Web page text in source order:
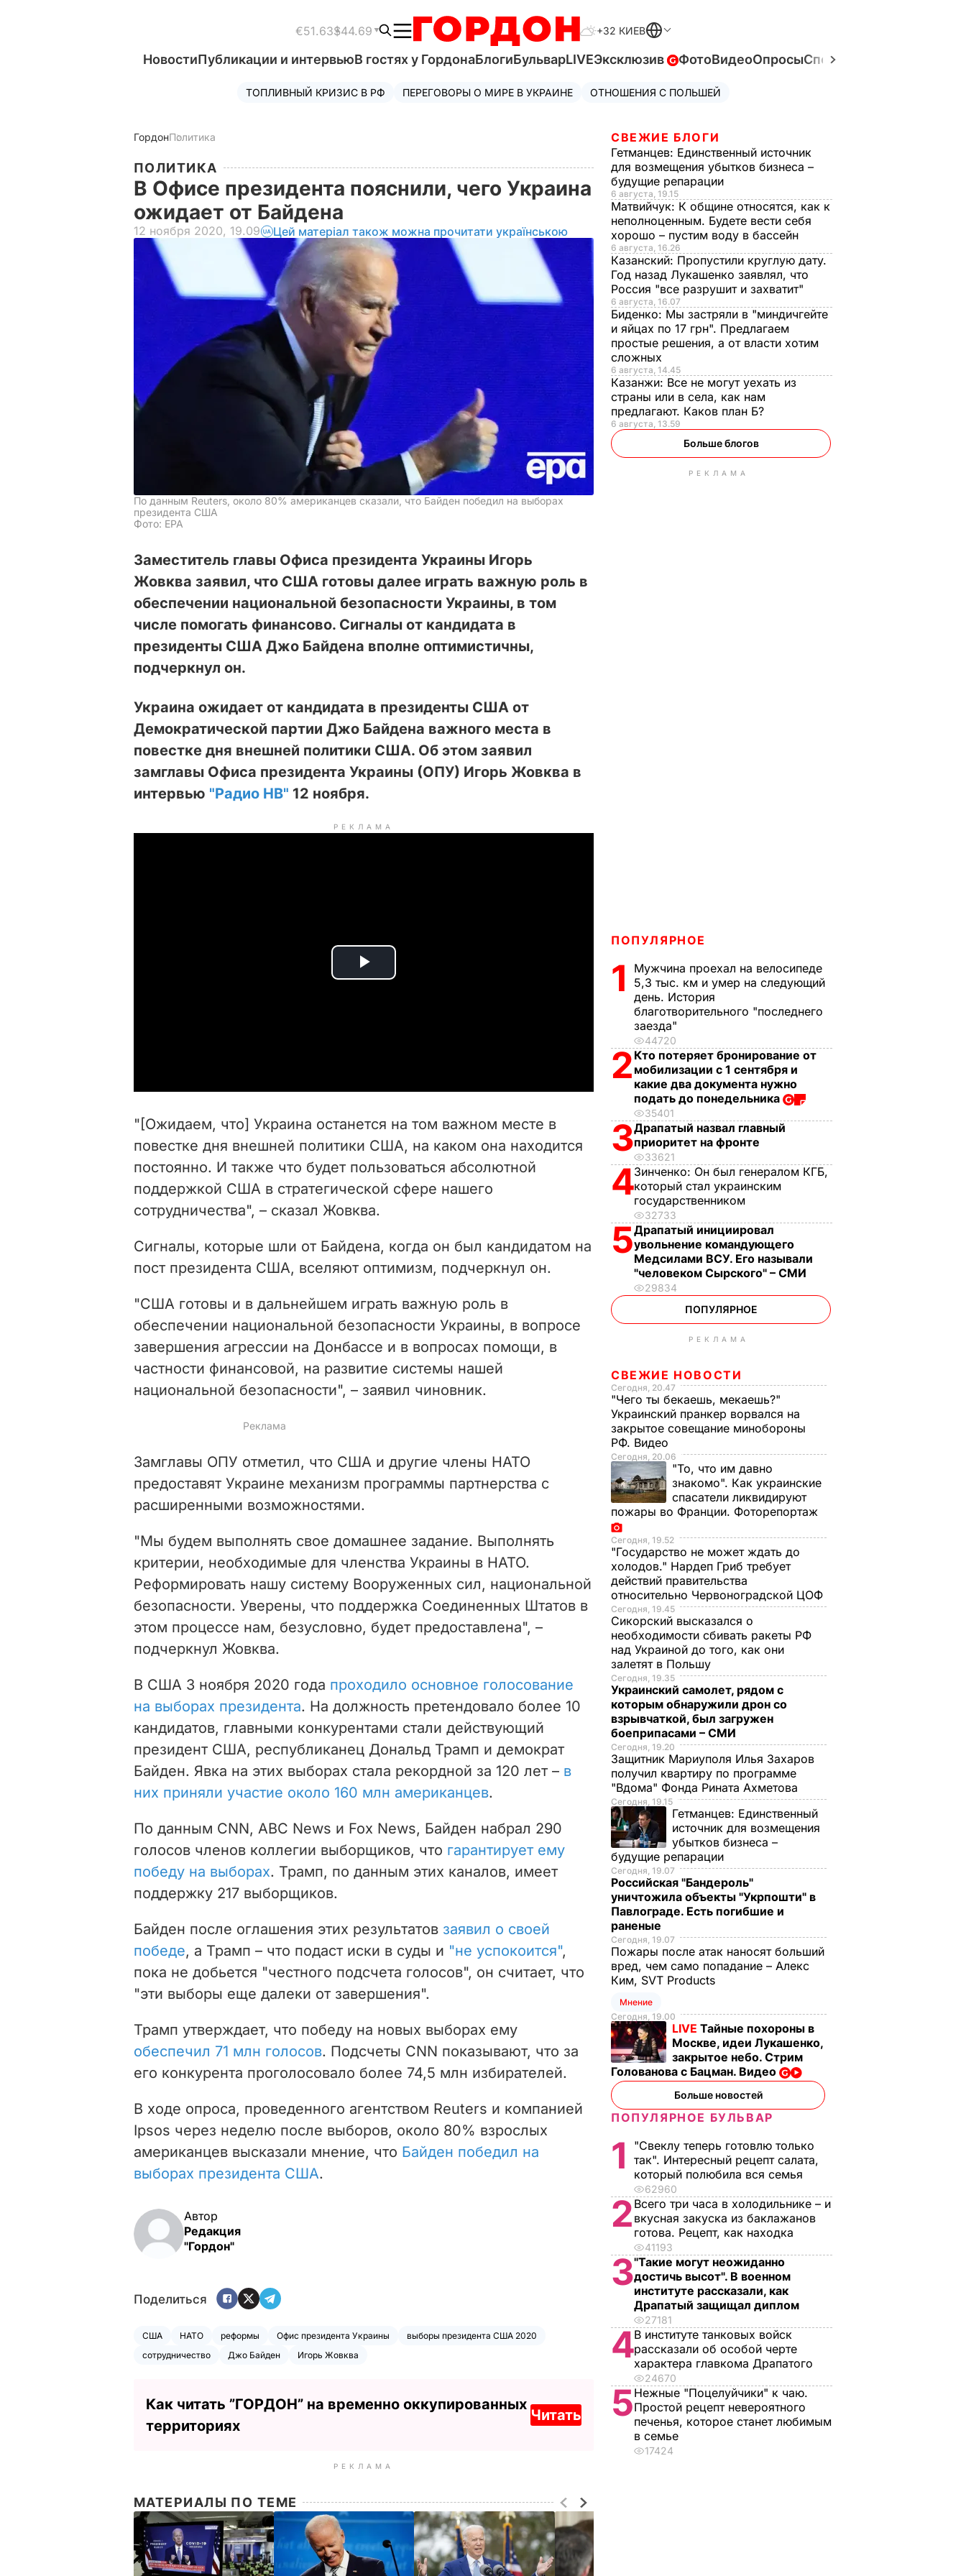
€51.63$44.69 +32 КИЕВ
НовостиПубликации и интервьюВ гостях у ГордонаБлогиБульварLIVEЭксклюзив ФотоВидеоОпросыСпецпроекты
ТОПЛИВНЫЙ КРИЗИС В РФ ПЕРЕГОВОРЫ О МИРЕ В УКРАИНЕ ОТНОШЕНИЯ С ПОЛЬШЕЙ
ГордонПолитика
ПОЛИТИКА
В Офисе президента пояснили, чего Украина
ожидает от Байдена
12 ноября 2020, 19.09 Цей матеріал також можна прочитати українською
По данным Reuters, около 80% американцев сказали, что Байден победил на выборах
президента США
Фото: EPA
Заместитель главы Офиса президента Украины Игорь
Жовква заявил, что США готовы далее играть важную роль в
обеспечении национальной безопасности Украины, в том
числе помогать финансово. Сигналы от кандидата в
президенты США Джо Байдена вполне оптимистичны,
подчеркнул он.
Украина ожидает от кандидата в президенты США от
Демократической партии Джо Байдена важного места в
повестке дня внешней политики США. Об этом заявил
замглавы Офиса президента Украины (ОПУ) Игорь Жовква в
интервью "Радио НВ" 12 ноября.
РЕКЛАМА
P
i
d
e
o
"[Ожидаем, что] Украина останется на том важном месте в
повестке дня внешней политики США, на каком она находится
постоянно. И также что будет пользоваться абсолютной
поддержкой США в стратегической сфере нашего
сотрудничества", – сказал Жовква.
Сигналы, которые шли от Байдена, когда он был кандидатом на
пост президента США, вселяют оптимизм, подчеркнул он.
"США готовы и в дальнейшем играть важную роль в
обеспечении национальной безопасности Украины, в вопросе
завершения агрессии на Донбассе и в вопросах помощи, в
частности финансовой, на развитие системы нашей
национальной безопасности", – заявил чиновник.
Замглавы ОПУ отметил, что США и другие члены НАТО
предоставят Украине механизм программы партнерства с
расширенными возможностями.
"Мы будем выполнять свое домашнее задание. Выполнять
критерии, необходимые для членства Украины в НАТО.
Реформировать нашу систему Вооруженных сил, национальной
безопасности. Уверены, что поддержка Соединенных Штатов в
этом процессе нам, безусловно, будет предоставлена", –
подчеркнул Жовква.
В США 3 ноября 2020 года проходило основное голосование
на выборах президента. На должность претендовало более 10
кандидатов, главными конкурентами стали действующий
президент США, республиканец Дональд Трамп и демократ
Байден. Явка на этих выборах стала рекордной за 120 лет – в
них приняли участие около 160 млн американцев.
По данным CNN, ABC News и Fox News, Байден набрал 290
голосов членов коллегии выборщиков, что гарантирует ему
победу на выборах. Трамп, по данным этих каналов, имеет
поддержку 217 выборщиков.
Байден после оглашения этих результатов заявил о своей
победе, а Трамп – что подаст иски в суды и "не успокоится",
пока не добьется "честного подсчета голосов", он считает, что
"эти выборы еще далеки от завершения".
Трамп утверждает, что победу на новых выборах ему
обеспечил 71 млн голосов. Подсчеты CNN показывают, что за
его конкурента проголосовало более 74,5 млн избирателей.
В ходе опроса, проведенного агентством Reuters и компанией
Ipsos через неделю после выборов, около 80% взрослых
американцев высказали мнение, что Байден победил на
выборах президента США.
Автор
Редакция
"Гордон"
Поделиться
США НАТО реформы Офис президента Украины
выборы президента США 2020
сотрудничество
Джо Байден Игорь Жовква
Как читать ”ГОРДОН” на временно оккупированных
территориях
Читать
РЕКЛАМА
МАТЕРИАЛЫ ПО ТЕМЕ
СВЕЖИЕ БЛОГИ
Гетманцев: Единственный источник
для возмещения убытков бизнеса –
будущие репарации
6 августа, 19.15
Матвийчук: К общине относятся, как к
неполноценным. Будете вести себя
хорошо – пустим воду в бассейн
6 августа, 16.26
Казанский: Пропустили круглую дату.
Год назад Лукашенко заявлял, что
Россия "все разрушит и захватит"
6 августа, 16.07
Биденко: Мы застряли в "миндичгейте
и яйцах по 17 грн". Предлагаем
простые решения, а от власти хотим
сложных
6 августа, 14.45
Казанжи: Все не могут уехать из
страны или в села, как нам
предлагают. Каков план Б?
6 августа, 13.59
Больше блогов
РЕКЛАМА
ПОПУЛЯРНОЕ
1
Мужчина проехал на велосипеде
5,3 тыс. км и умер на следующий
день. История
благотворительного "последнего
заезда"
44720
2 Кто потеряет бронирование от
мобилизации с 1 сентября и
какие два документа нужно
подать до понедельника
35401
3Драпатый назвал главный
приоритет на фронте
33621
4Зинченко: Он был генералом КГБ,
который стал украинским
государственником
32733
5Драпатый инициировал
увольнение командующего
Медсилами ВСУ. Его называли
"человеком Сырского" – СМИ
29834
ПОПУЛЯРНОЕ
РЕКЛАМА
СВЕЖИЕ НОВОСТИ
Сегодня, 20.47
"Чего ты бекаешь, мекаешь?"
Украинский пранкер ворвался на
закрытое совещание минобороны
РФ. Видео
Сегодня, 20.06
"То, что им давно
знакомо". Как украинские
спасатели ликвидируют
пожары во Франции. Фоторепортаж
Сегодня, 19.52
"Государство не может ждать до
холодов." Нардеп Гриб требует
действий правительства
относительно Червоноградской ЦОФ
Сегодня, 19.45
Сикорский высказался о
необходимости сбивать ракеты РФ
над Украиной до того, как они
залетят в Польшу
Сегодня, 19.35
Украинский самолет, рядом с
которым обнаружили дрон со
взрывчаткой, был загружен
боеприпасами – СМИ
Сегодня, 19.20
Защитник Мариуполя Илья Захаров
получил квартиру по программе
"Вдома" Фонда Рината Ахметова
Сегодня, 19.15
Гетманцев: Единственный
источник для возмещения
убытков бизнеса –
будущие репарации
Сегодня, 19.07
Российская "Бандероль"
уничтожила объекты "Укрпошти" в
Павлограде. Есть погибшие и
раненые
Сегодня, 19.07
Пожары после атак наносят больший
вред, чем само попадание – Алекс
Ким, SVT Products
Мнение
Сегодня, 19.00
LIVE Тайные похороны в
Москве, идеи Лукашенко,
закрытое небо. Стрим
Голованова с Бацман. Видео
Больше новостей
ПОПУЛЯРНОЕ БУЛЬВАР
1
"Свеклу теперь готовлю только
так". Интересный рецепт салата,
который полюбила вся семья
62960
2 Всего три часа в холодильнике – и
вкусная закуска из баклажанов
готова. Рецепт, как находка
41193
3"Такие могут неожиданно
достичь высот". В военном
институте рассказали, как
Драпатый защищал диплом
27181
4В институте танковых войск
рассказали об особой черте
характера главкома Драпатого
24670
5Нежные "Поцелуйчики" к чаю.
Простой рецепт невероятного
печенья, которое станет любимым
в семье
17424